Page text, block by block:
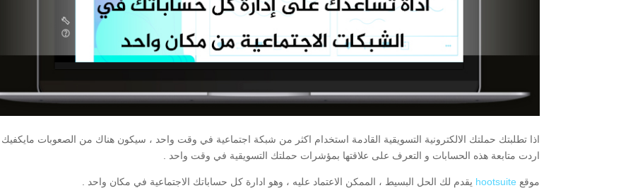
اذا تطلبتك حملتك الالكترونية التسويقية القادمة استخدام اكثر من شبكة اجتماعية في وقت واحد ، سيكون هناك من الصعوبات مايكفيك
اردت متابعة هذه الحسابات و التعرف على علاقتها بمؤشرات حملتك التسويقية في وقت واحد .
موقع hootsuite يقدم لك الحل البسيط ، الممكن الاعتماد عليه ، وهو ادارة كل حساباتك الاجتماعية في مكان واحد .